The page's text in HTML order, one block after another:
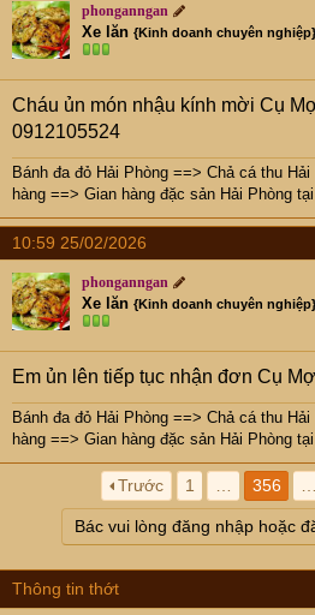
phonganngan
Xe lăn {Kinh doanh chuyên nghiệp}
Cháu ủn món nhậu kính mời Cụ
0912105524
Bánh đa đỏ Hải Phòng ==> Chả cá thu Hải
hàng ==> Gian hàng đặc sản Hải Phòng
10:59 25/02/2026
phonganngan
Xe lăn {Kinh doanh chuyên nghiệp}
Em ủn lên tiếp tục nhận đơn Cụ
Bánh đa đỏ Hải Phòng ==> Chả cá thu Hải
hàng ==> Gian hàng đặc sản Hải Phòng
Trước 1 356
Bác vui lòng đăng nhập hoặc
Thông tin thớt